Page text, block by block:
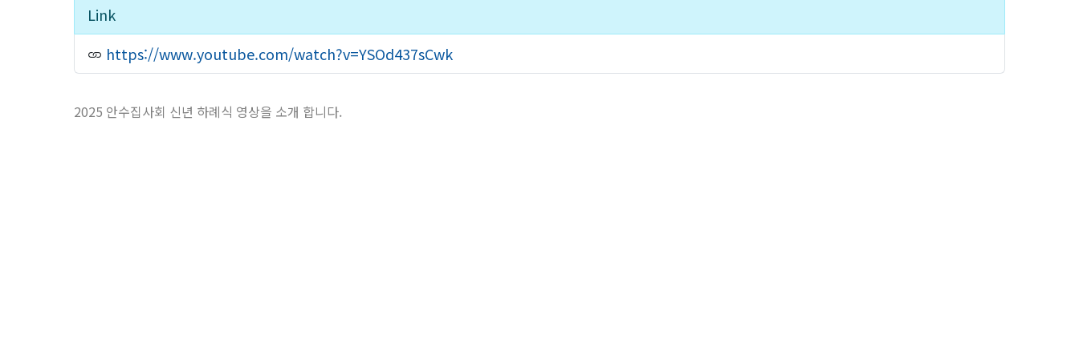
Link
https://www.youtube.com/watch?v=YSOd437sCwk
2025 안수집사회 신년 하례식 영상을 소개 합니다.